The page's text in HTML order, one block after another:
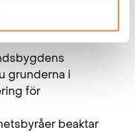
de
grunderna i
för
beaktar